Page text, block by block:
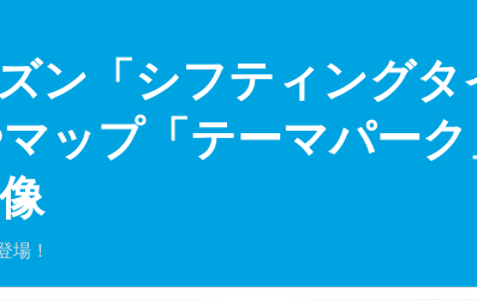
ズン「シフティング
ップ「テーマパー
場！